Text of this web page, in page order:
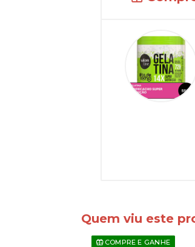
Quem viu este
COMPRE E GANHE